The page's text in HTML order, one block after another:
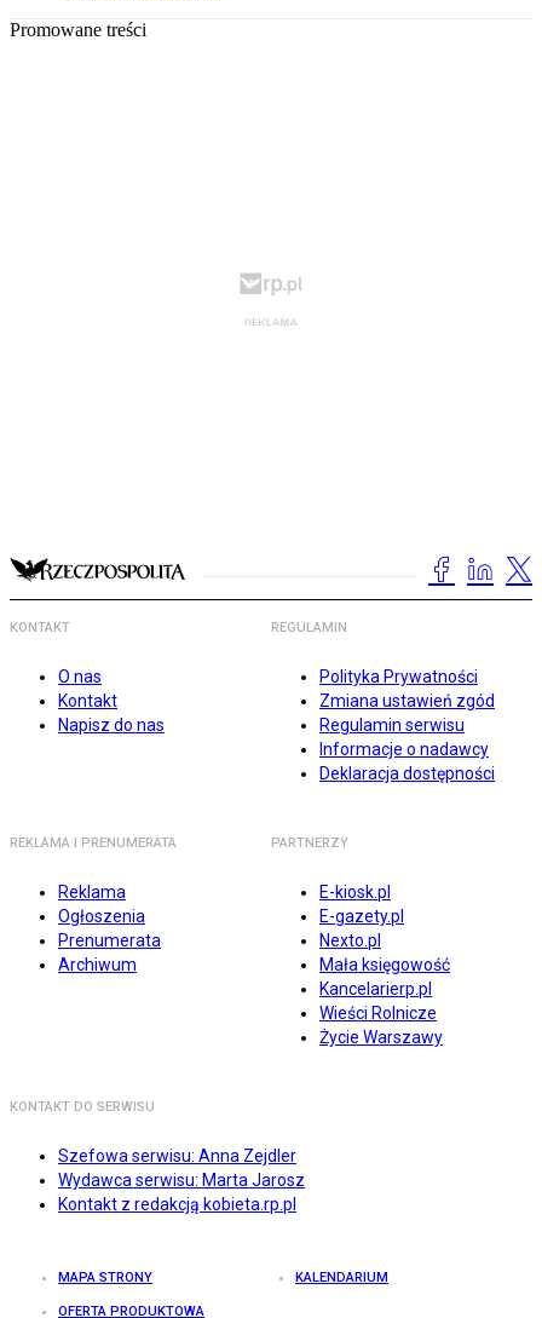
Promowane treści
KONTAKT
O nas
Kontakt
Napisz do nas
REGULAMIN
Polityka Prywatności
Zmiana ustawień zgód
Regulamin serwisu
Informacje o nadawcy
Deklaracja dostępności
REKLAMA I PRENUMERATA
Reklama
Ogłoszenia
Prenumerata
Archiwum
PARTNERZY
E-kiosk.pl
E-gazety.pl
Nexto.pl
Mała księgowość
Kancelarierp.pl
Wieści Rolnicze
Życie Warszawy
KONTAKT DO SERWISU
Szefowa serwisu: Anna Zejdler
Wydawca serwisu: Marta Jarosz
Kontakt z redakcją kobieta.rp.pl
MAPA STRONY KALENDARIUM
OFERTA PRODUKTOWA